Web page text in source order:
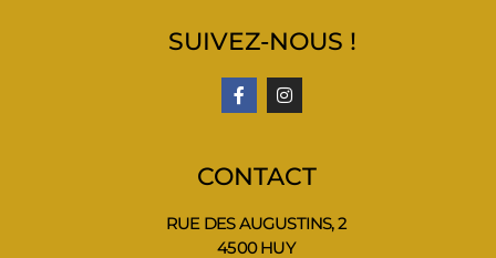
SUIVEZ-NOUS !
CONTACT
RUE DES AUGUSTINS, 2
4500 HUY